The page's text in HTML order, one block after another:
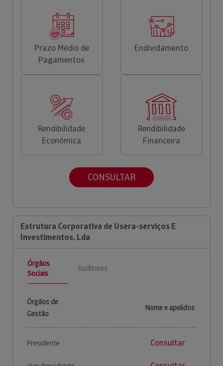
Prazo Médio de
Pagamentos
Endividamento
Rendibilidade
Económica
Rendibilidade
Financeira
CONSULTAR
Estrutura Corporativa de Usera-serviços E
Investimentos, Lda
Órgãos
Sociais
Auditores
Órgãos de
Gestão
Nome e apelidos
Presidente Consultar